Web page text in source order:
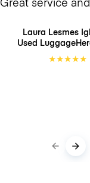
Laura Lesmes
Used
★★★★★